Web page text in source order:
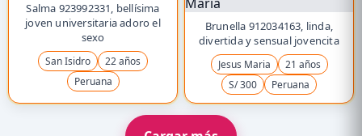
Salma 923992331, bellísima
joven universitaria adoro el
sexo
San Isidro
22 años
Peruana
Brunella 912034163, linda,
divertida y sensual jovencita
Jesus Maria
21 años
S/ 300
Peruana